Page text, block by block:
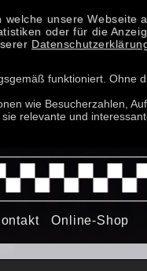
unsere Webseite
oder für die
funktioniert. Ohne
wie Besucherzahlen,
relevante und
Online-Shop